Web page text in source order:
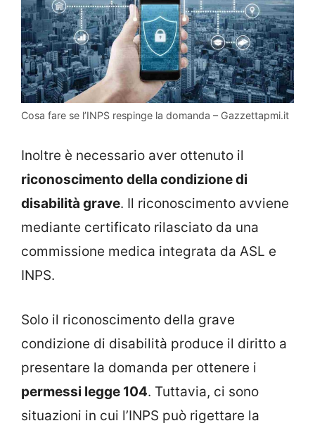
Cosa fare se l’INPS respinge la domanda – Gazzettapmi.it
Inoltre è necessario aver ottenuto il
riconoscimento della condizione di
disabilità grave. Il riconoscimento avviene
mediante certificato rilasciato da una
commissione medica integrata da ASL e
INPS.
Solo il riconoscimento della grave
condizione di disabilità produce il diritto a
presentare la domanda per ottenere i
permessi legge 104. Tuttavia, ci sono
situazioni in cui l’INPS può rigettare la